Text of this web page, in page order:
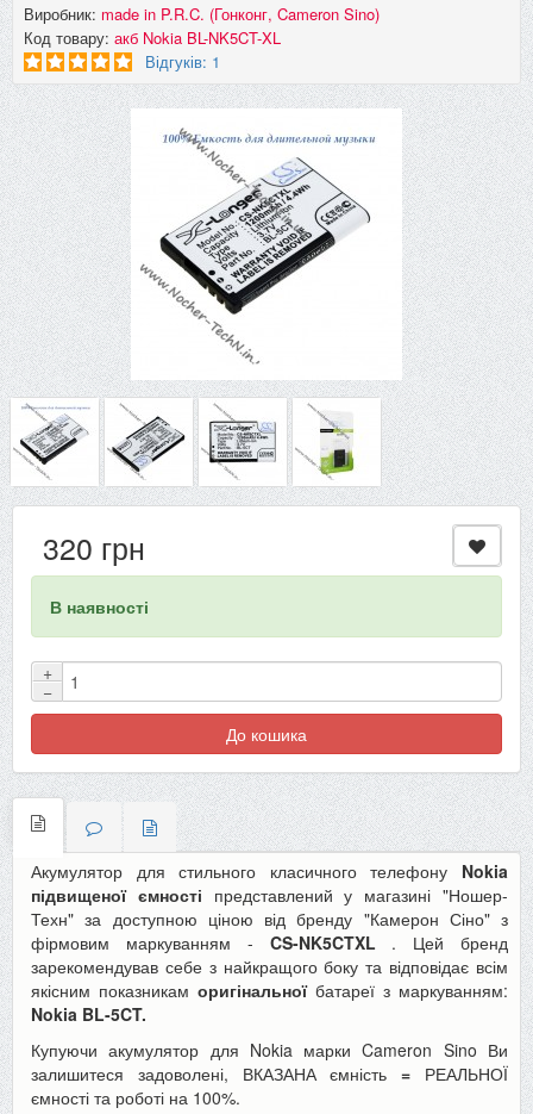
Виробник: made in P.R.C. (Гонконг, Cameron Sino)
Код товару: акб Nokia BL-NK5CT-XL
Відгуків: 1
320 грн
В наявності
+
−
До кошика
Акумулятор для стильного класичного телефону Nokia
підвищеної ємності представлений у магазині "Ношер-
Техн" за доступною ціною від бренду "Камерон Сіно" з
фірмовим маркуванням -
CS-NK5CTXL . Цей бренд
зарекомендував себе з найкращого боку та відповідає всім
якісним показникам оригінальноїбатареї з маркуванням:
Nokia BL-5CT.
Купуючи акумулятор для Nokia марки Cameron Sino Ви
залишитеся задоволені, ВКАЗАНА ємність= РЕАЛЬНОЇ
ємності та роботі на 100%.